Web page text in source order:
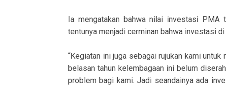
Ia mengatakan bahwa nilai investasi PMA
tentunya menjadi cerminan bahwa investasi
“Kegiatan ini juga sebagai rujukan kami
belasan tahun kelembagaan ini belum
problem bagi kami. Jadi seandainya ada